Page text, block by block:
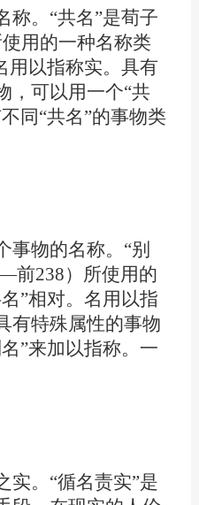
称。“共名”是荀子
使用的一种名称类
用以指称实。具有
，可以用一个“共
同“共名”的事物类
事物的名称。“别
前238）所使用的
”相对。名用以指
有特殊属性的事物
”来加以指称。一
实。“循名责实”是